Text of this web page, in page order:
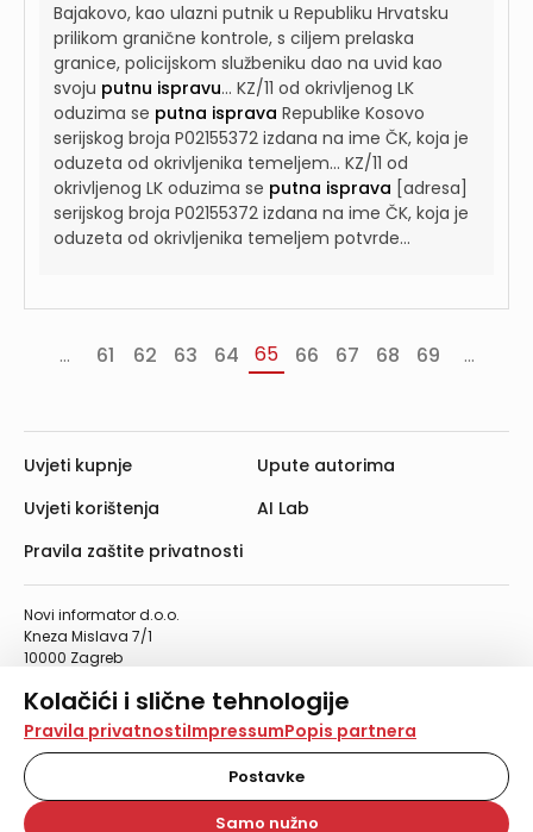
Kolačići i slične tehnologije
Na našoj web stranici koristimo kolačiće i slične
tehnologije za pohranu, čitanje i obradu informacija na
vašem uređaju. Time poboljšavamo korisničko iskustvo,
analiziramo promet na stranici te prikazujemo sadržaje i
oglase koji vas zanimaju. Korisnički profili mogu se kreirati
Pravila privatnostiImpressumPopis partnera
Postavke
Samo nužno
Bajakovo, kao ulazni putnik u Republiku Hrvatsku
prilikom granične kontrole, s ciljem prelaska
granice, policijskom službeniku dao na uvid kao
svoju putnu ispravu... KZ/11 od okrivljenog LK
oduzima se putna isprava Republike Kosovo
serijskog broja P02155372 izdana na ime ČK, koja je
oduzeta od okrivljenika temeljem... KZ/11 od
okrivljenog LK oduzima se putna isprava [adresa]
serijskog broja P02155372 izdana na ime ČK, koja je
oduzeta od okrivljenika temeljem potvrde...
... 61 62 63 64 65 66 67 68 69 ...
Novi informator d.o.o.
Kneza Mislava 7/1
10000 Zagreb
Telefaks: 01/4612-553
info@informator.hr
PRATITE NAS:
Uvjeti kupnje
Uvjeti korištenja
Pravila zaštite privatnosti
Upute autorima
AI Lab